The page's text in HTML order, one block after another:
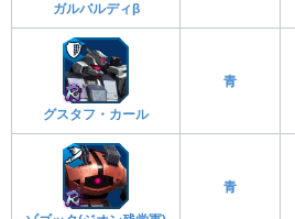
ガルバルディβ
グスタフ・カール
青
青